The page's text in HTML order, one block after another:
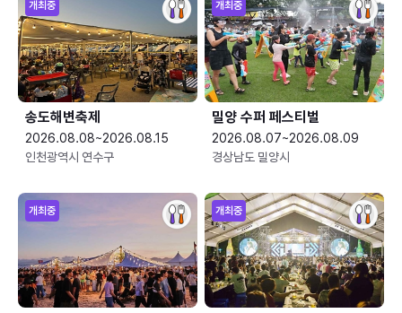
개최중
송도해변축제
2026.08.08~2026.08.15
인천광역시 연수구
개최중
밀양 수퍼 페스티벌
2026.08.07~2026.08.09
경상남도 밀양시
개최중 개최중